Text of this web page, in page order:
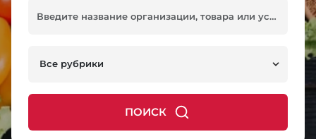
Все рубрики
ПОИСК